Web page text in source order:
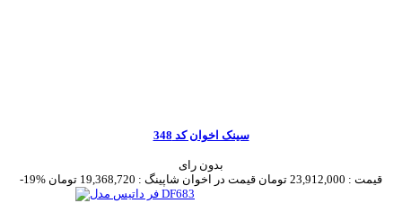
سینک اخوان کد 348
بدون رای
-19%
قیمت : 23,912,000 تومان قیمت در اخوان شاپینگ : 19,368,720 تومان